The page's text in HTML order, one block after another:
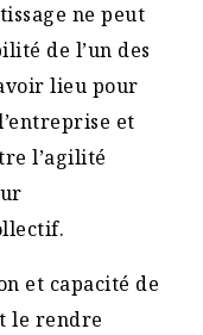
ne peut
de l’un des
lieu pour
et
l’agilité
et capacité de
le rendre